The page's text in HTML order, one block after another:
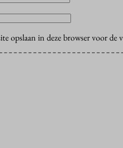
opslaan in deze browser voor de